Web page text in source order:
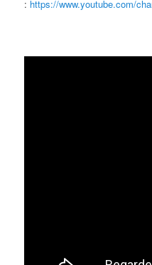
: https://www.youtube.com/